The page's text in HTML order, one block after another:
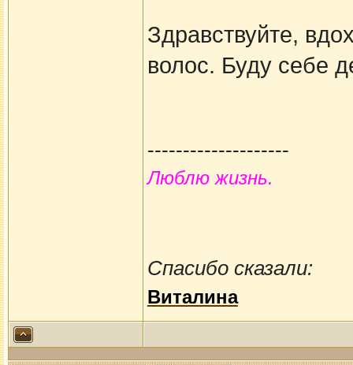
Здравствуйте,
волос. Буду себе
--------------------
Люблю жизнь.
Спасибо сказали:
Виталина